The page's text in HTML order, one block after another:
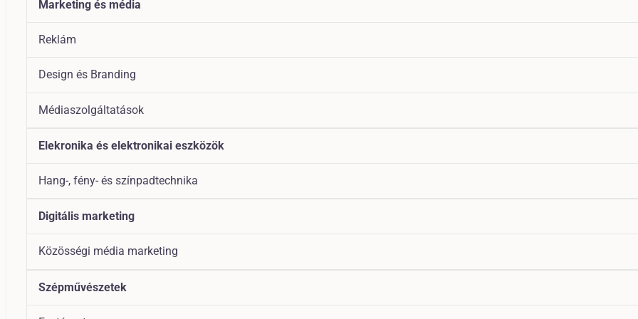
Marketing és média
Reklám
Design és Branding
Médiaszolgáltatások
Elekronika és elektronikai eszközök
Hang-, fény- és színpadtechnika
Digitális marketing
Közösségi média marketing
Szépművészetek